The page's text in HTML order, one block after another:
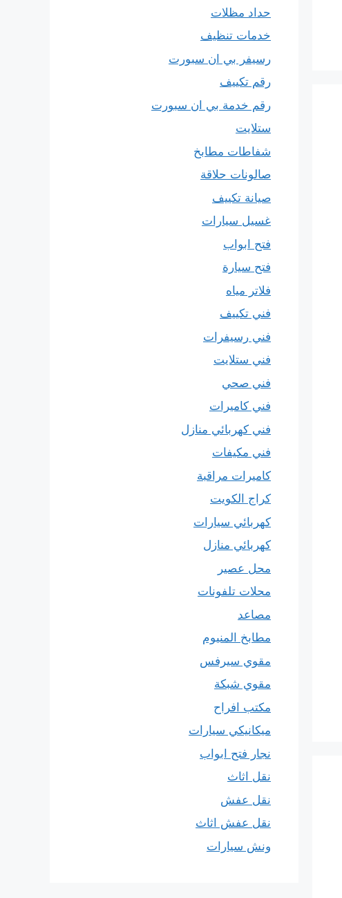
حداد مظلات
خدمات تنظيف
رسيفر بي ان سبورت
رقم تكييف
رقم خدمة بي ان سبورت
ستلايت
شفاطات مطابخ
صالونات حلاقة
صيانة تكييف
غسيل سيارات
فتح ابواب
فتح سيارة
فلاتر مياه
فني تكييف
فني رسيفرات
فني ستلايت
فني صحي
فني كاميرات
فني كهربائي منازل
فني مكيفات
كاميرات مراقبة
كراج الكويت
كهربائي سيارات
كهربائي منازل
محل عصير
محلات تلفونات
مصاعد
مطابخ المنيوم
مقوي سيرفس
مقوي شبكة
مكتب افراح
ميكانيكي سيارات
نجار فتح ابواب
نقل اثاث
نقل عفش
نقل عفش اثاث
ونش سيارات